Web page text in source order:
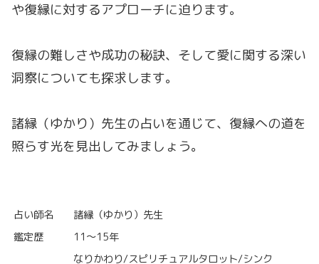
や復縁に対するアプローチに迫ります。
復縁の難しさや成功の秘訣、そして愛に関する深い
洞察についても探求します。
諸縁（ゆかり）先生の占いを通じて、復縁への道を
照らす光を見出してみましょう。
占い師名
諸縁（ゆかり）先生
鑑定歴
11～15年
なりかわり/スピリチュアルタロット/シンク